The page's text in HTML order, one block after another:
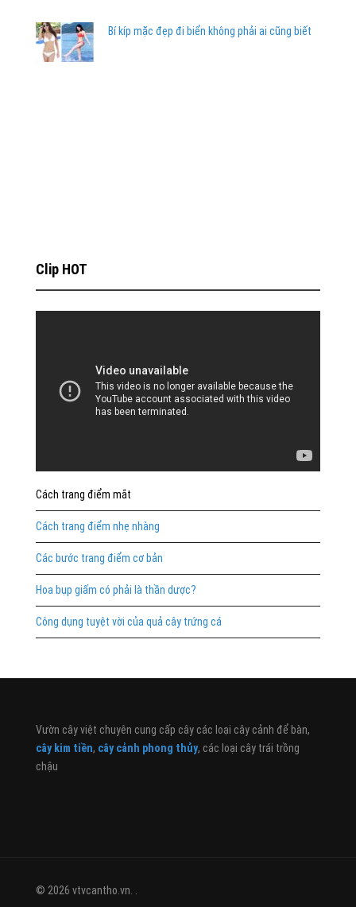
Bí kíp mặc đẹp đi biển không phải ai cũng biết
Clip HOT
Cách trang điểm mắt
Cách trang điểm nhẹ nhàng
Các bước trang điểm cơ bản
Hoa bụp giấm có phải là thần dược?
Công dụng tuyệt vời của quả cây trứng cá
Vườn cây việt chuyên cung cấp cây các loại cây cảnh để bàn,
cây kim tiền, cây cảnh phong thủy, các loại cây trái trồng
chậu
© 2026 vtvcantho.vn. .